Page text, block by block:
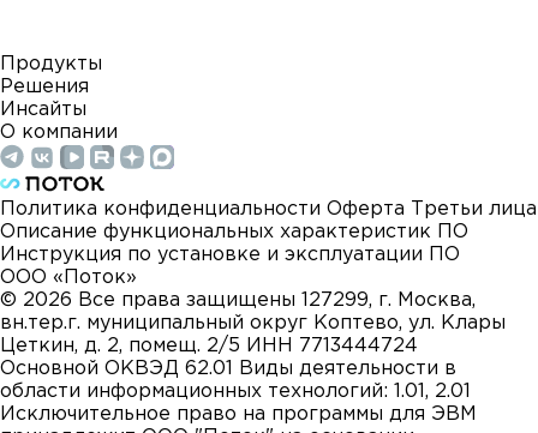
Продукты
Решения
Инсайты
О компании
Политика конфиденциальности Оферта
Третьи лица
Описание функциональных характеристик ПО
Инструкция по установке и эксплуатации ПО
ООО «Поток»
© 2026 Все права защищены
127299, г. Москва,
вн.тер.г. муниципальный округ Коптево, ул. Клары
Цеткин, д. 2, помещ. 2/5 ИНН 7713444724
Основной ОКВЭД 62.01
Виды деятельности в
области информационных технологий: 1.01, 2.01
Исключительное право на программы для ЭВМ